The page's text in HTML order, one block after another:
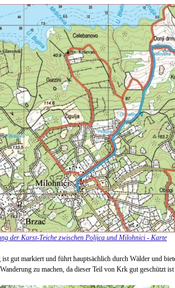
der Karst-Teiche zwischen Poljica und Milohnici - Karte
ist gut markiert und führt hauptsächlich durch Wälder und
zu machen, da dieser Teil von Krk gut geschützt